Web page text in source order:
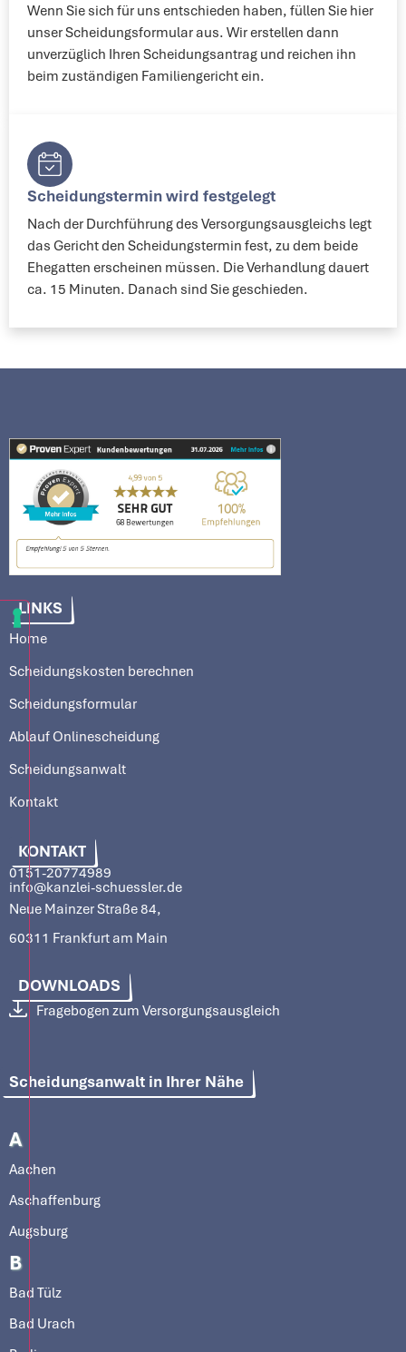
Wenn Sie sich für uns entschieden haben, füllen Sie hier
unser Scheidungsformular aus. Wir erstellen dann
unverzüglich Ihren Scheidungsantrag und reichen ihn
beim zuständigen Familiengericht ein.
Scheidungstermin wird festgelegt​
Nach der Durchführung des Versorgungsausgleichs legt
das Gericht den Scheidungstermin fest, zu dem beide
Ehegatten erscheinen müssen. Die Verhandlung dauert
ca. 15 Minuten. Danach sind Sie geschieden.
LINKS
Home
Scheidungskosten berechnen
Scheidungsformular
Ablauf Onlinescheidung
Scheidungsanwalt
Kontakt
KONTAKT
0151-20774989
info@kanzlei-schuessler.de
Neue Mainzer Straße 84,
60311 Frankfurt am Main
DOWNLOADS
Fragebogen zum Versorgungsausgleich
Scheidungsanwalt in Ihrer Nähe
A
Aachen
Aschaffenburg
Augsburg
B
Bad Tülz
Bad Urach